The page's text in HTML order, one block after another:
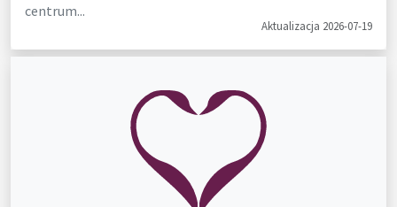
centrum...
Aktualizacja 2026-07-19